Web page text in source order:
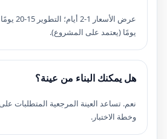
يومًا (يعتمد على المشروع).
هل يمكنك البناء من عينة؟
نعم. تساعد العينة
وخطة الاختبار.